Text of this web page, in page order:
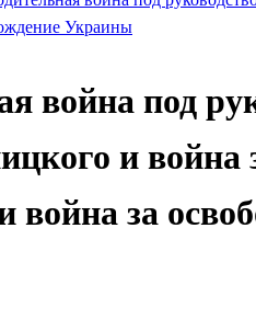
Украины
война под
и
война за